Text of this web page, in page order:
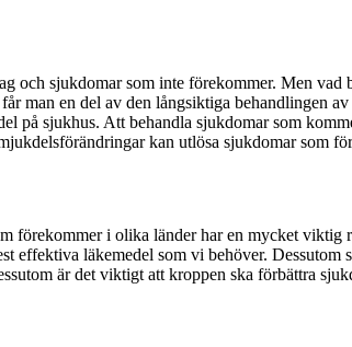
och sjukdomar som inte förekommer. Men
man en del av den långsiktiga behandlingen
på sjukhus. Att behandla sjukdomar som
kan utlösa sjukdomar som
förekommer i olika länder har en mycket
läkemedel som vi behöver. Dessutom
är det viktigt att kroppen ska förbättra